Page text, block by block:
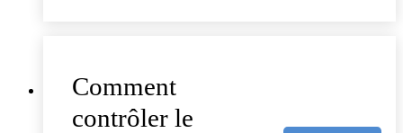
Comment
contrôler le